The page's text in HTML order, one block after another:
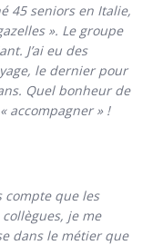
45 seniors en Italie,
». Le groupe
J’ai eu des
le dernier pour
Quel bonheur de
accompagner » !
compte que les
je me
dans le métier que